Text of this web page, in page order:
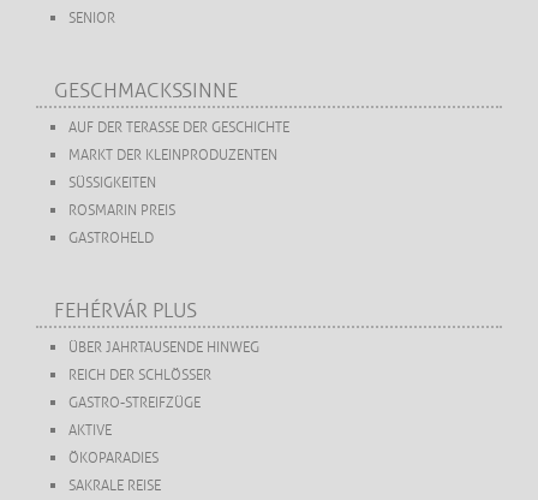
SENIOR
GESCHMACKSSINNE
AUF DER TERASSE DER GESCHICHTE
MARKT DER KLEINPRODUZENTEN
SÜSSIGKEITEN
ROSMARIN PREIS
GASTROHELD
FEHÉRVÁR PLUS
ÜBER JAHRTAUSENDE HINWEG
REICH DER SCHLÖSSER
GASTRO-STREIFZÜGE
AKTIVE
ÖKOPARADIES
SAKRALE REISE